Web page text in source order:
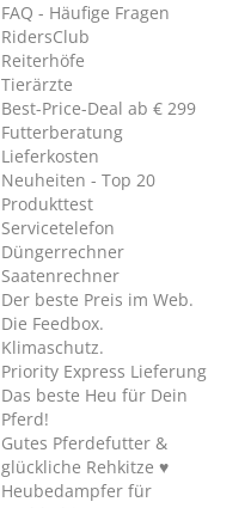
FAQ - Häufige Fragen
RidersClub
Reiterhöfe
Tierärzte
Best-Price-Deal ab € 299
Futterberatung
Lieferkosten
Neuheiten - Top 20
Produkttest
Servicetelefon
Düngerrechner
Saatenrechner
Der beste Preis im Web.
Die Feedbox.
Klimaschutz.
Priority Express Lieferung
Das beste Heu für Dein
Pferd!
Gutes Pferdefutter &
glückliche Rehkitze ♥
Heubedampfer für